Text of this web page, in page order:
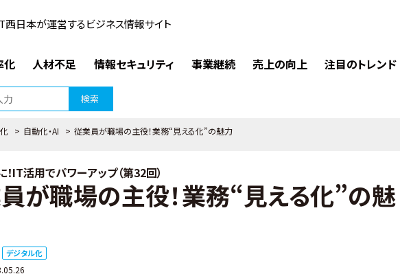
西日本が運営するビジネス情報サイト
化 人材不足 情報セキュリティ 事業継続 売上の向上 注目のトレンド
検索
> 自動化・AI > 従業員が職場の主役！業務“見える化”の魅力
IT活用でパワーアップ（第32回）
が職場の主役！業務“見える化”の魅
デジタル化